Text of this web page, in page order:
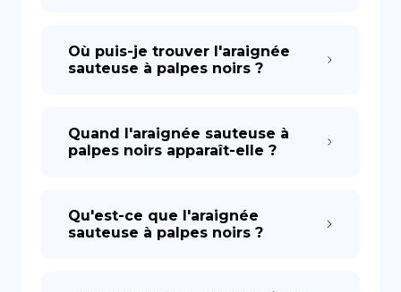
Où puis-je trouver l'araignée
sauteuse à palpes noirs ?
Quand l'araignée sauteuse à
palpes noirs apparaît-elle ?
Qu'est-ce que l'araignée
sauteuse à palpes noirs ?